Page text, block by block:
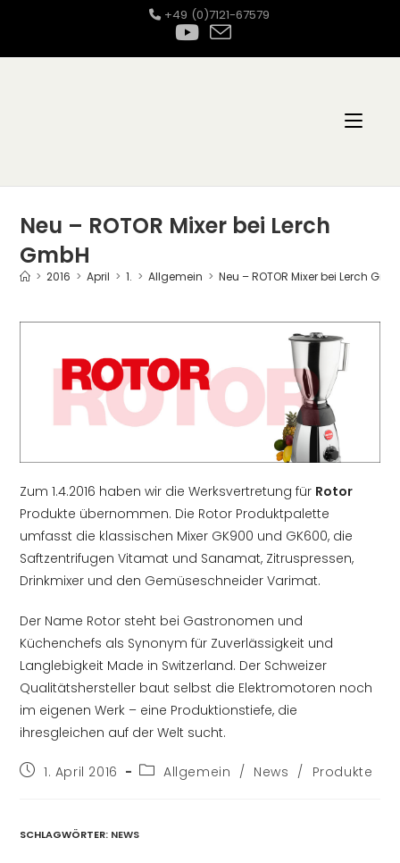
springen
+49 (0)7121-67579
Neu – ROTOR Mixer bei Lerch
GmbH
> 2016 > April > 1. > Allgemein > Neu – ROTOR Mixer bei Lerch
Zum 1.4.2016 haben wir die Werksvertretung für Rotor
Produkte übernommen. Die Rotor Produktpalette
umfasst die klassischen Mixer GK900 und GK600, die
Saftzentrifugen Vitamat und Sanamat, Zitruspressen,
Drinkmixer und den Gemüseschneider Varimat.
Der Name Rotor steht bei Gastronomen und
Küchenchefs als Synonym für Zuverlässigkeit und
Langlebigkeit Made in Switzerland. Der Schweizer
Qualitätshersteller baut selbst die Elektromotoren noch
im eigenen Werk – eine Produktionstiefe, die
ihresgleichen auf der Welt sucht.
Beitrag1. April 2016
Beitrags-
Allgemein / News / Produkte
SCHLAGWÖRTER: NEWS